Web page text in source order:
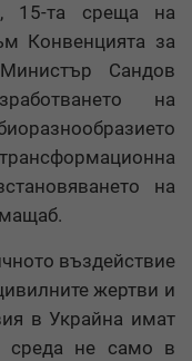
15-та среща на
Конвенцията за
Сандов
на
на
въздействие
жертви и
в Украйна имат
среда не само в